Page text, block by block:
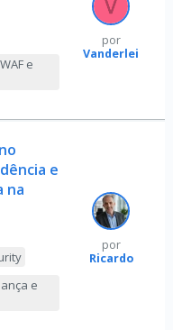
e
por
Vanderlei
e
na
e
por
Ricardo